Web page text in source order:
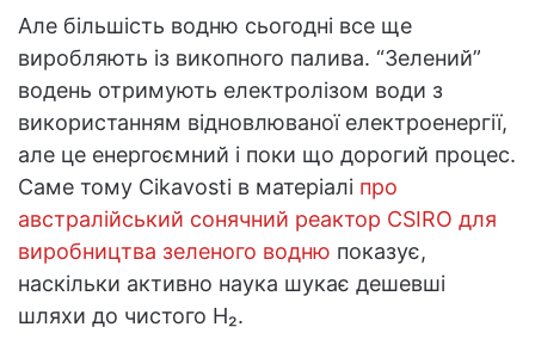
Але більшість водню сьогодні все ще
виробляють із викопного палива. “Зелений”
водень отримують електролізом води з
використанням відновлюваної електроенергії,
але це енергоємний і поки що дорогий процес.
Саме тому Cikavosti в матеріалі про
австралійський сонячний реактор CSIRO для
виробництва зеленого водню показує,
наскільки активно наука шукає дешевші
шляхи до чистого H₂.